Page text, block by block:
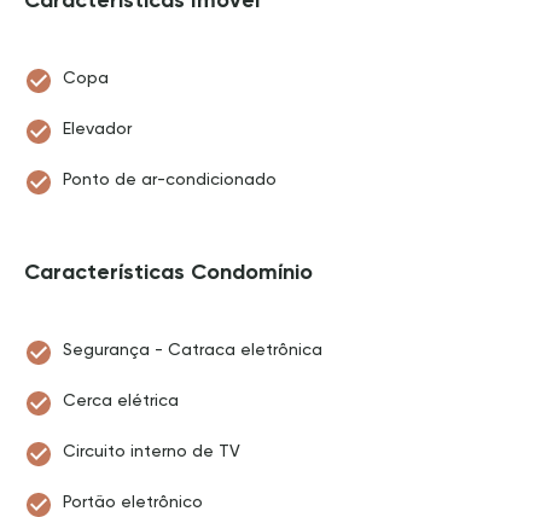
Copa
Elevador
Ponto de ar-condicionado
Características Condomínio
Segurança - Catraca eletrônica
Cerca elétrica
Circuito interno de TV
Portão eletrônico